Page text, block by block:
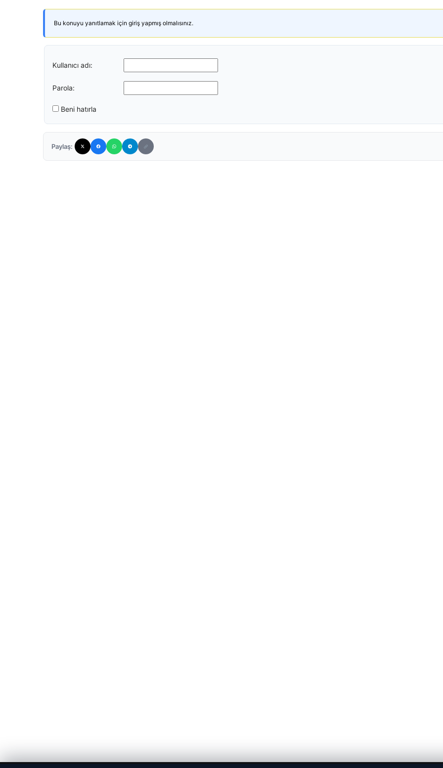
Bu konuyu yanıtlamak için giriş yapmış olmalısınız.
Kullanıcı adı:
Parola:
Beni hatırla
Paylaş: